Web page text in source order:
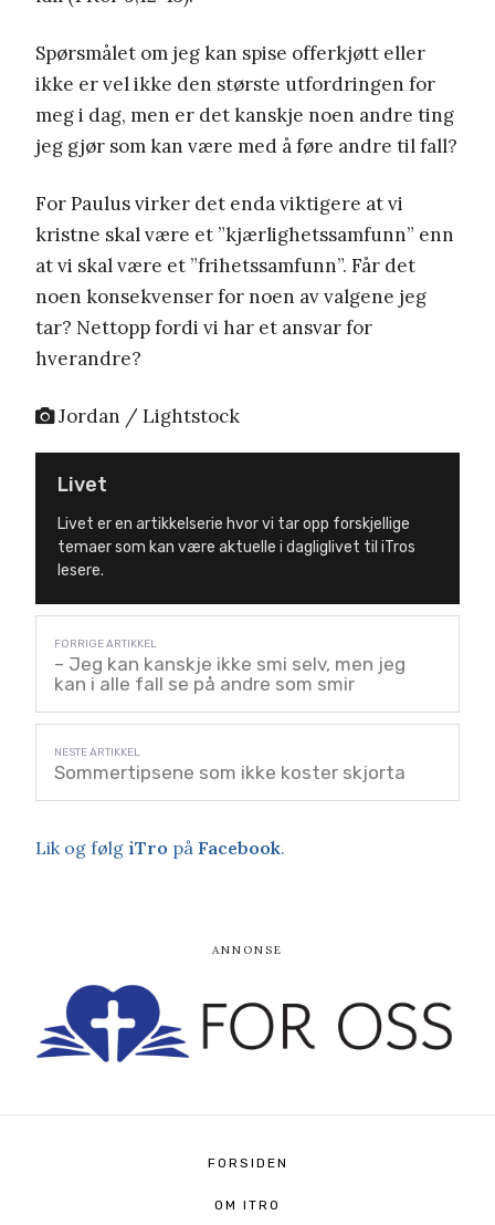
Spørsmålet om jeg kan spise offerkjøtt eller
ikke er vel ikke den største utfordringen for
meg i dag, men er det kanskje noen andre ting
jeg gjør som kan være med å føre andre til fall?
For Paulus virker det enda viktigere at vi
kristne skal være et ”kjærlighetssamfunn” enn
at vi skal være et ”frihetssamfunn”. Får det
noen konsekvenser for noen av valgene jeg
tar? Nettopp fordi vi har et ansvar for
hverandre?
Jordan / Lightstock
Livet
Livet er en artikkelserie hvor vi tar opp forskjellige
temaer som kan være aktuelle i dagliglivet til iTros
lesere.
– Jeg kan kanskje ikke smi selv, men jeg
kan i alle fall se på andre som smir
Sommertipsene som ikke koster skjorta
Lik og følg iTro på Facebook.
FORSIDEN
OM ITRO